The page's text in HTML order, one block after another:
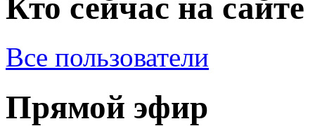
Кто сейчас на сайте
Все пользователи
Прямой эфир